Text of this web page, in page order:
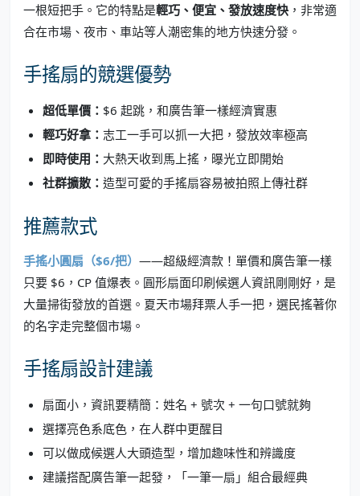
一根短把手。它的特點是輕巧、便宜、發放速度快 ，非常適
合在市場、夜市、車站等人潮密集的地方快速分發。
手搖扇的競選優勢
超低單價： $6 起跳，和廣告筆一樣經濟實惠
輕巧好拿： 志工一手可以抓一大把，發放效率極高
即時使用： 大熱天收到馬上搖，曝光立即開始
社群擴散： 造型可愛的手搖扇容易被拍照上傳社群
推薦款式
手搖小圓扇（$6/把） ——超級經濟款！單價和廣告筆一樣
只要 $6，CP 值爆表。圓形扇面印刷候選人資訊剛剛好，是
大量掃街發放的首選。夏天市場拜票人手一把，選民搖著你
的名字走完整個市場。
手搖扇設計建議
扇面小，資訊要精簡：姓名 + 號次 + 一句口號就夠
選擇亮色系底色，在人群中更醒目
可以做成候選人大頭造型，增加趣味性和辨識度
建議搭配廣告筆一起發，「一筆一扇」組合最經典